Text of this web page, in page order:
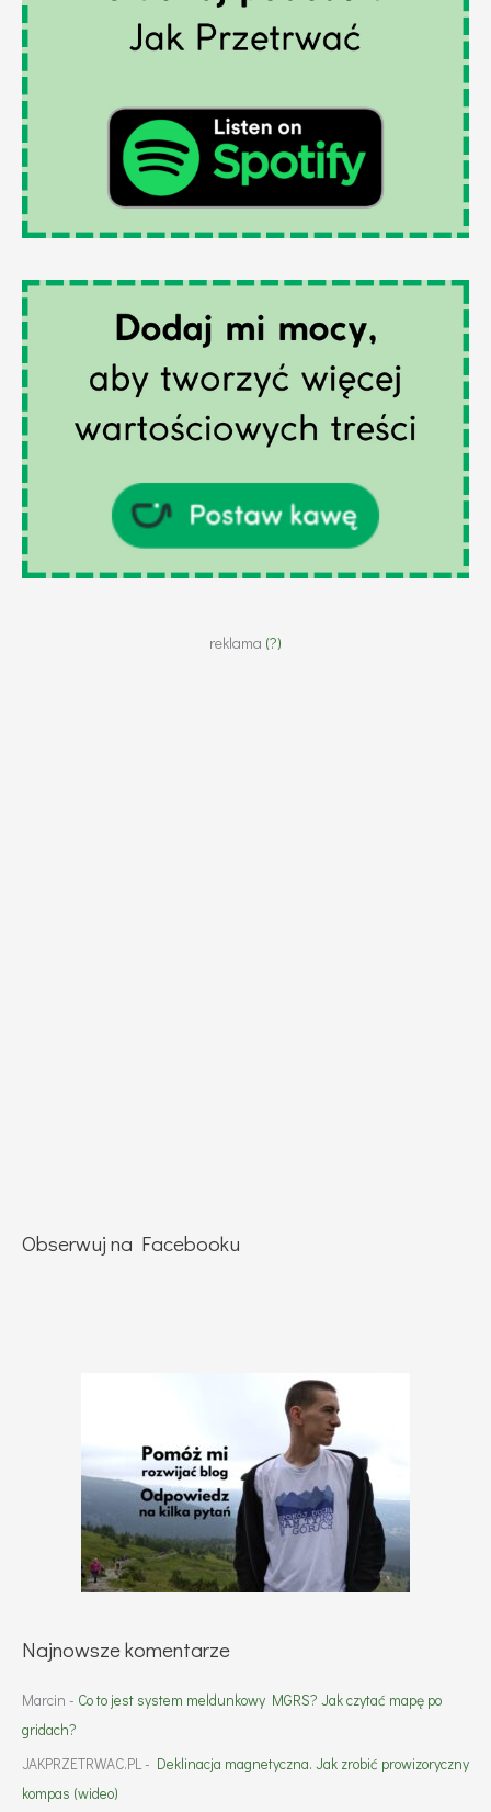
reklama (?)
Obserwuj na Facebooku
Najnowsze komentarze
Marcin - Co to jest system meldunkowy MGRS? Jak czytać mapę po
gridach?
JAKPRZETRWAC.PL - Deklinacja magnetyczna. Jak zrobić prowizoryczny
kompas (wideo)